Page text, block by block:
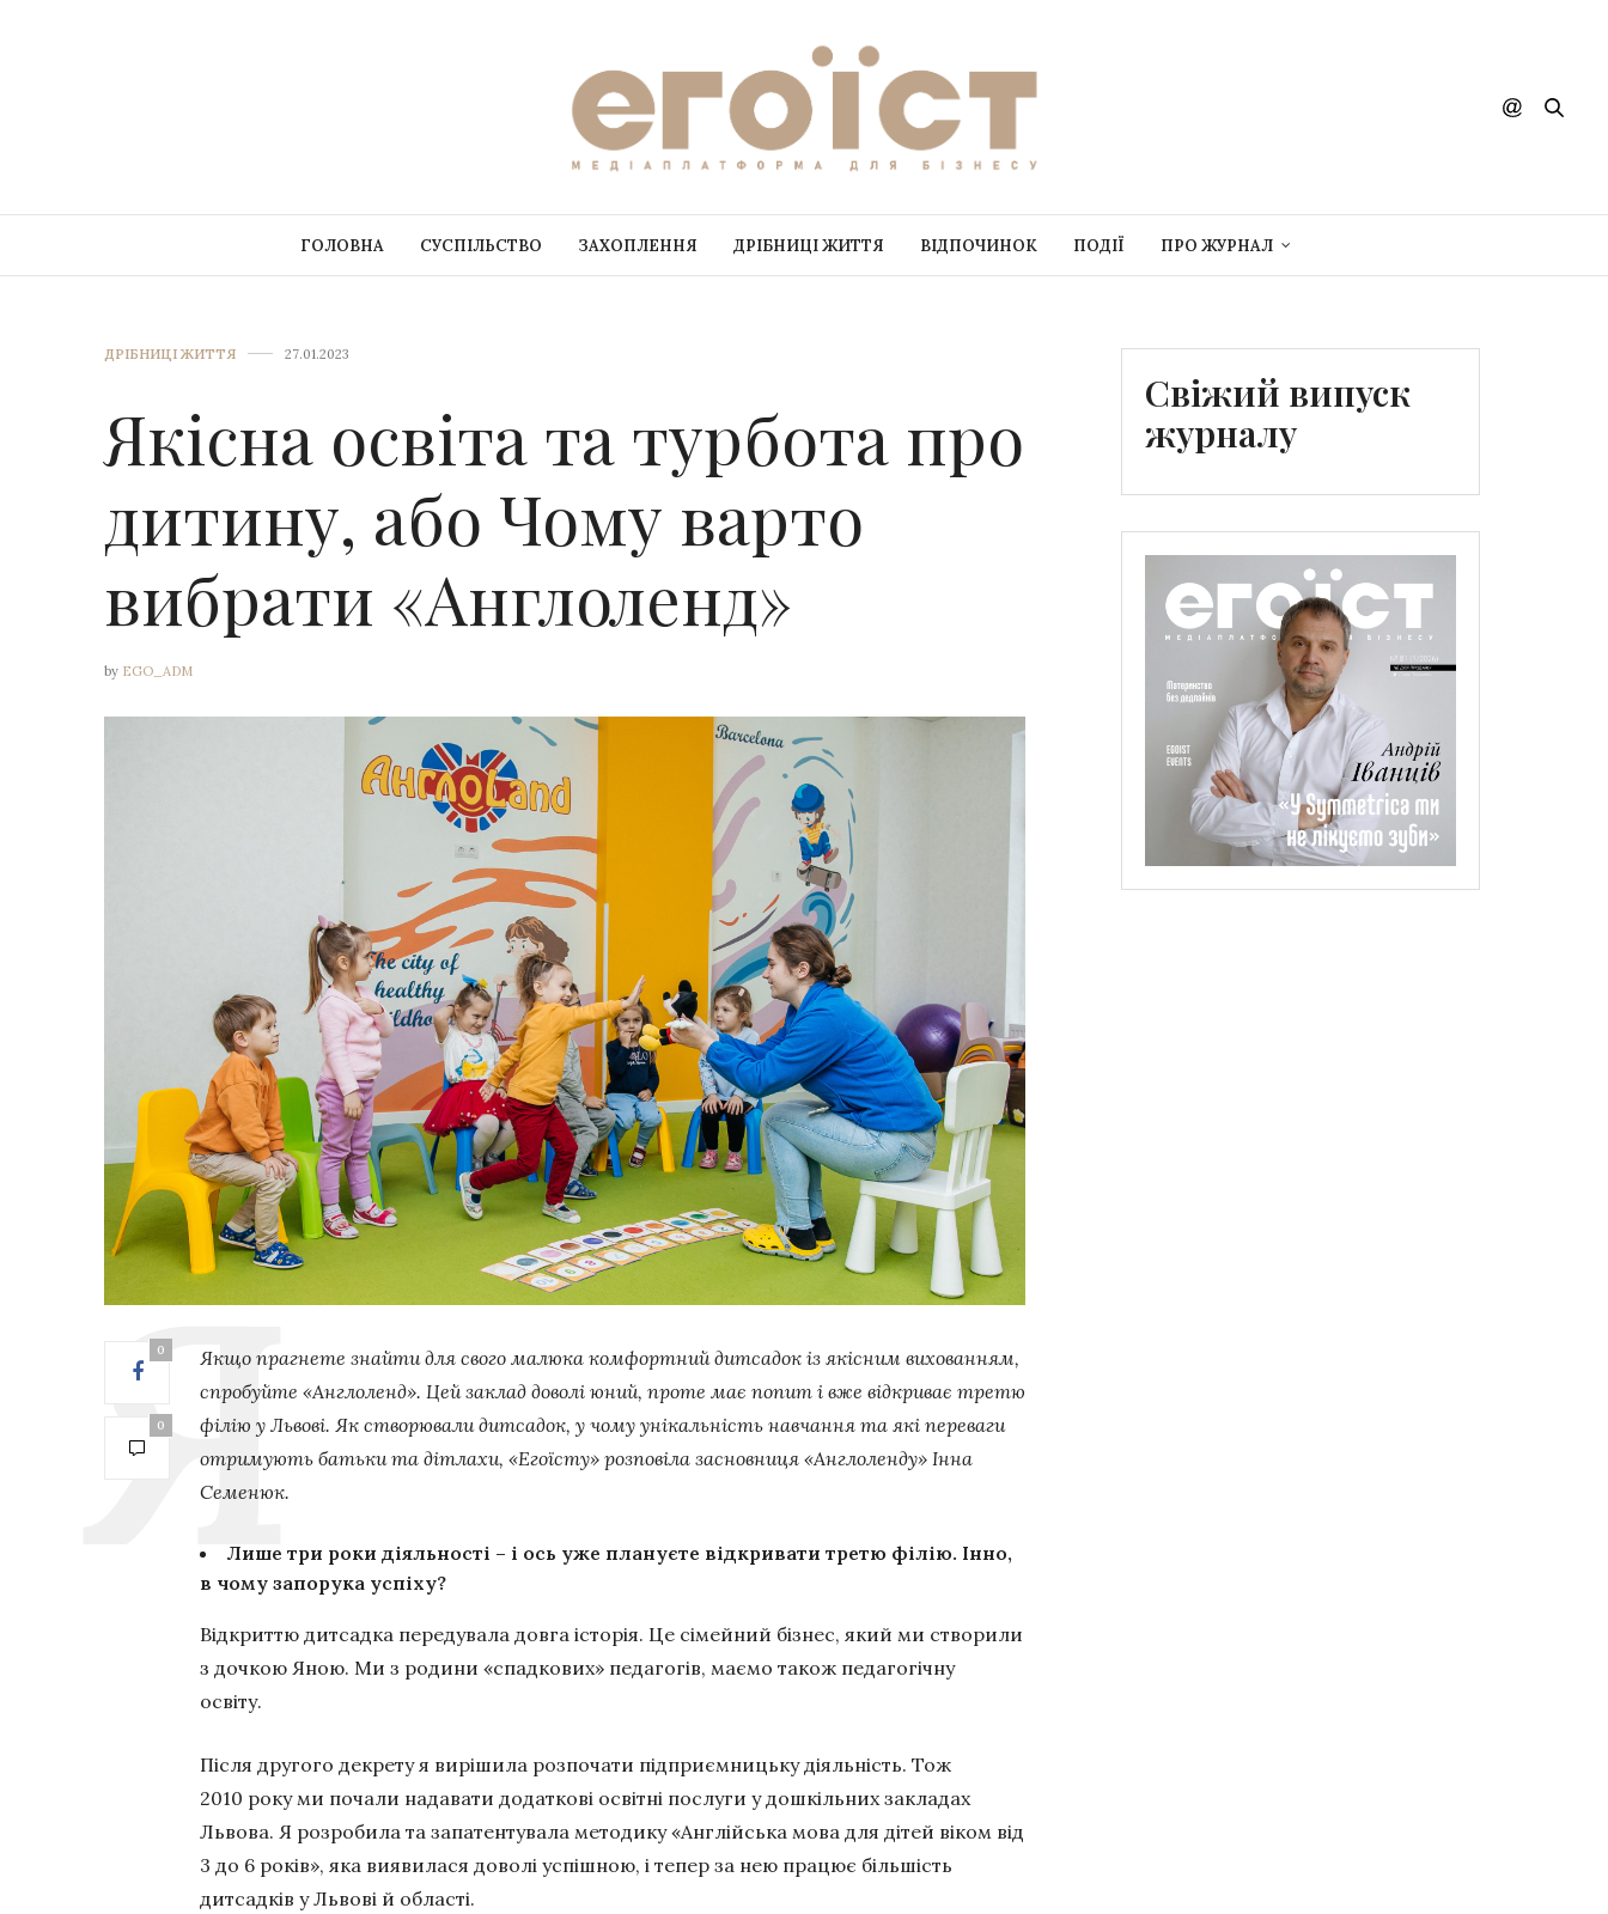
ГОЛОВНА СУСПІЛЬСТВО ЗАХОПЛЕННЯ ДРІБНИЦІ ЖИТТЯ ВІДПОЧИНОК ПОДІЇ ПРО ЖУРНАЛ
ДРІБНИЦІ ЖИТТЯ 27.01.2023
Якісна освіта та турбота про
дитину, або Чому варто
вибрати «Англоленд»
by EGO_ADM
0
0
Якщо прагнете знайти для свого малюка комфортний дитсадок із якісним вихованням,
спробуйте «Англоленд». Цей заклад доволі юний, проте має попит і вже відкриває третю
філію у Львові. Як створювали дитсадок, у чому унікальність навчання та які переваги
отримують батьки та дітлахи, «Егоїсту» розповіла засновниця «Англоленду» Інна
Семенюк.
Лише три роки діяльності – і ось уже плануєте відкривати третю філію. Інно,
в чому запорука успіху?
Відкриттю дитсадка передувала довга історія. Це сімейний бізнес, який ми створили
з дочкою Яною. Ми з родини «спадкових» педагогів, маємо також педагогічну
освіту.
Після другого декрету я вирішила розпочати підприємницьку діяльність. Тож
2010 року ми почали надавати додаткові освітні послуги у дошкільних закладах
Львова. Я розробила та запатентувала методику «Англійська мова для дітей віком від
3 до 6 років», яка виявилася доволі успішною, і тепер за нею працює більшість
дитсадків у Львові й області.
Свіжий випуск
журналу